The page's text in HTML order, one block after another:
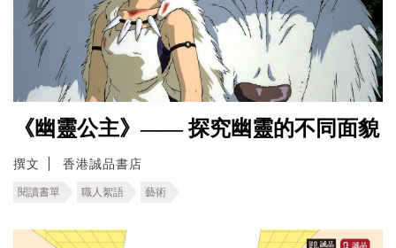
《幽靈公主》—— 探究幽靈的不同面貌
撰文 香港誠品書店
閱讀書單 職人絮語 藝術